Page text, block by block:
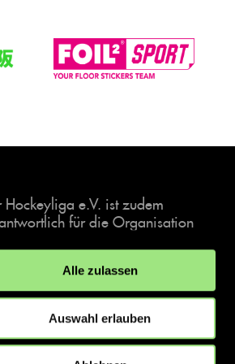
Alle zulassen
Auswahl erlauben
Hockeyliga e.V. ist zudem
für die Organisation
der deutschen Hockey-
DATENSCHUTZERKLÄRUNG